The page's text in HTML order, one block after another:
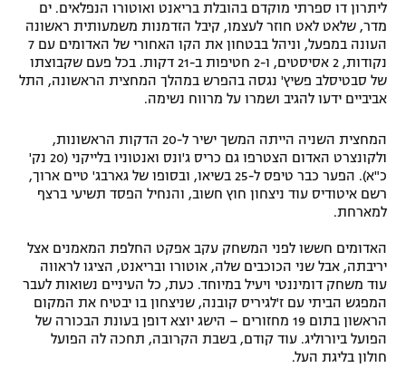
מדיניות פרטיות
תקנון פעילות ספורט 1
הצטרפות לחבילת הערוצים
לוח דרושים – ג'ובנט
תגיות
המגזין
גיימינג E-Sports
ליתרון דו ספרתי מוקדם בהובלת בריאנט ואוטורו הנפלאים. ים
מדר, שלאט לאט חוזר לעצמו, קיבל הזדמנות משמעותית ראשונה
העונה במפעל, וניהל בבטחון את הקו האחורי של האדומים עם 7
נקודות, 2 אסיסטים, ו-2 חטיפות ב-21 דקות. בכל פעם שקבוצתו
של סבטיסלב פשיץ' נגסה בהפרש במהלך המחצית הראשונה, התל
אביביים ידעו להגיב ושמרו על מרווח נשימה.
המחצית השניה הייתה המשך ישיר ל-20 הדקות הראשונות,
ולקונצרט האדום הצטרפו גם כריס ג'ונס ואנטוניו בלייקני (20 נק'
כ"א). הפער כבר טיפס ל-25 בשיאו, ובסופו של גארבג' טיים ארוך,
רשם איטודיס עוד ניצחון חוץ חשוב, והנחיל הפסד תשיעי ברצף
למארחת.
האדומים חששו לפני המשחק עקב אפקט החלפת המאמנים אצל
יריבתה, אבל שני הכוכבים שלה, אוטורו ובריאנט, הציגו לראווה
עוד משחק דומיננטי ויעיל במיוחד. כעת, כל העיניים נשואות לעבר
המפגש הביתי עם ז'לגיריס קובנה, שניצחון בו יבטיח את המקום
הראשון בתום 19 מחזורים – הישג יוצא דופן בעונת הבכורה של
הפועל ביורוליג. עוד קודם, בשבת הקרובה, תחכה לה הפועל
חולון בליגת העל.